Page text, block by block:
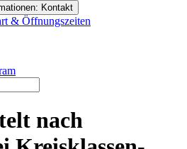
Kontakt
& Öffnungszeiten
nach